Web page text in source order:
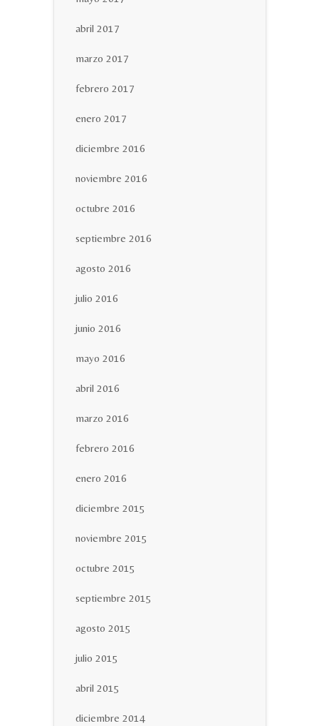
abril 2017
marzo 2017
febrero 2017
enero 2017
diciembre 2016
noviembre 2016
octubre 2016
septiembre 2016
agosto 2016
julio 2016
junio 2016
mayo 2016
abril 2016
marzo 2016
febrero 2016
enero 2016
diciembre 2015
noviembre 2015
octubre 2015
septiembre 2015
agosto 2015
julio 2015
abril 2015
diciembre 2014